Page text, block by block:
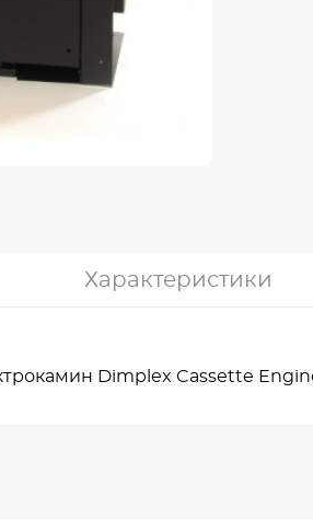
Характеристики
Dimplex Cassette